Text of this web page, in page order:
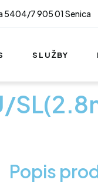
5404/7 905 01 Senica
SLUŽBY
Popis